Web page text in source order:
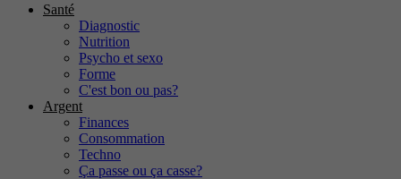
Santé
Diagnostic
Nutrition
Psycho et sexo
Forme
C'est bon ou pas?
Argent
Finances
Consommation
Techno
Ça passe ou ça casse?